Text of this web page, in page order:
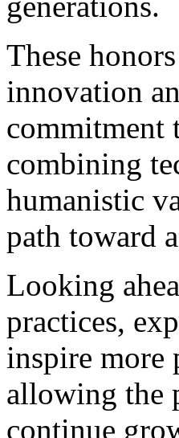
These
innovation
commitment
combining
humanistic
path toward
Looking
practices,
inspire
allowing the
continue